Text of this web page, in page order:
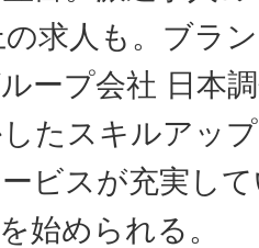
求人も。ブラ
ープ会社 日本
たスキルアッ
ビスが充実し
始められる。